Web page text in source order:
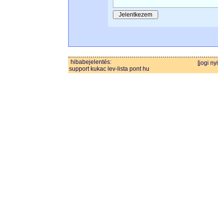
hibabejelentés:
support kukac lev-lista pont hu
[jogi